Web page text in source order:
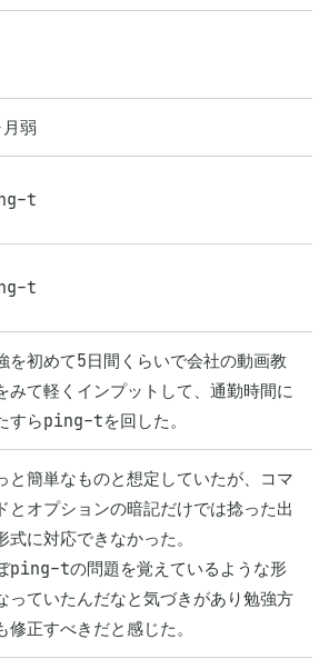
弱
t
t
を初めて5日間くらいで会社の動画教
みて軽くインプットして、通勤時間に
すらping-tを回した。
と簡単なものと想定していたが、コマ
とオプションの暗記だけでは捻った出
式に対応できなかった。
ping-tの問題を覚えているような形
っていたんだなと気づきがあり勉強方
修正すべきだと感じた。